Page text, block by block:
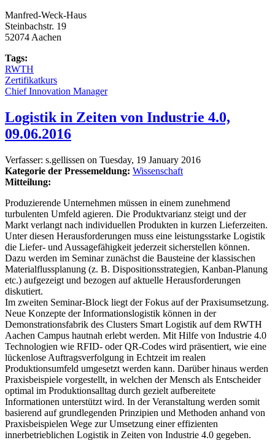
Manfred-Weck-Haus
Steinbachstr. 19
52074 Aachen
Tags:
RWTH
Zertifikatkurs
Chief Innovation Manager
Logistik in Zeiten von Industrie 4.0,
09.06.2016
Verfasser: s.gellissen on Tuesday, 19 January 2016
Kategorie der Pressemeldung: Wissenschaft
Mitteilung:
Produzierende Unternehmen müssen in einem zunehmend
turbulenten Umfeld agieren. Die Produktvarianz steigt und der
Markt verlangt nach individuellen Produkten in kurzen Lieferzeiten.
Unter diesen Herausforderungen muss eine leistungsstarke Logistik
die Liefer- und Aussagefähigkeit jederzeit sicherstellen können.
Dazu werden im Seminar zunächst die Bausteine der klassischen
Materialflussplanung (z. B. Dispositionsstrategien, Kanban-Planung
etc.) aufgezeigt und bezogen auf aktuelle Herausforderungen
diskutiert.
Im zweiten Seminar-Block liegt der Fokus auf der Praxisumsetzung.
Neue Konzepte der Informationslogistik können in der
Demonstrationsfabrik des Clusters Smart Logistik auf dem RWTH
Aachen Campus hautnah erlebt werden. Mit Hilfe von Industrie 4.0
Technologien wie RFID- oder QR-Codes wird präsentiert, wie eine
lückenlose Auftragsverfolgung in Echtzeit im realen
Produktionsumfeld umgesetzt werden kann. Darüber hinaus werden
Praxisbeispiele vorgestellt, in welchen der Mensch als Entscheider
optimal im Produktionsalltag durch gezielt aufbereitete
Informationen unterstützt wird. In der Veranstaltung werden somit
basierend auf grundlegenden Prinzipien und Methoden anhand von
Praxisbeispielen Wege zur Umsetzung einer effizienten
innerbetrieblichen Logistik in Zeiten von Industrie 4.0 gegeben.